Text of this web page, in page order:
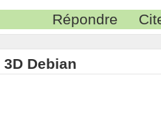
Répondre
Debian